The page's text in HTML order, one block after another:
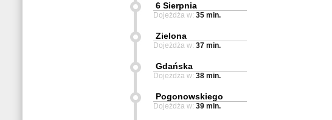
6 Sierpnia
Dojeżdża w: 35 min.
Zielona
Dojeżdża w: 37 min.
Gdańska
Dojeżdża w: 38 min.
Pogonowskiego
Dojeżdża w: 39 min.